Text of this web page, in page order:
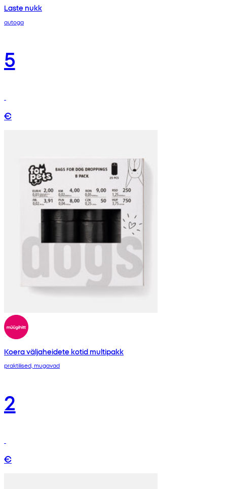
Laste nukk
autoga
5
€
Koera väljaheidete kotid multipakk
praktilised, mugavad
2
€